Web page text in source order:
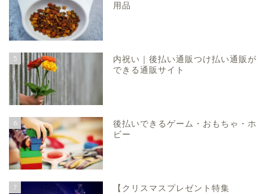
用品
5
内祝い｜後払い通販つけ払い通販が
できる通販サイト
6
後払いできるゲーム・おもちゃ・ホ
ビー
7
【クリスマスプレゼント特集